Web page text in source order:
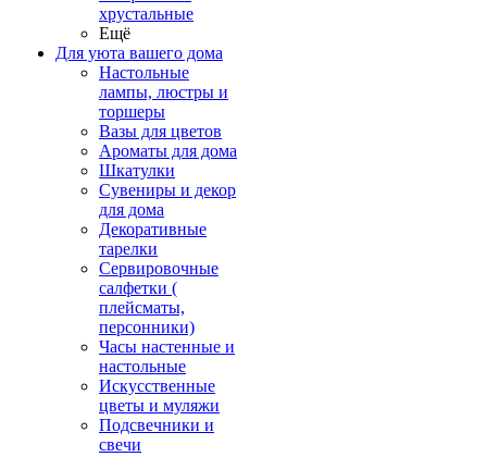
хрустальные
Ещё
Для уюта вашего дома
Настольные
лампы, люстры и
торшеры
Вазы для цветов
Ароматы для дома
Шкатулки
Сувениры и декор
для дома
Декоративные
тарелки
Сервировочные
салфетки (
плейсматы,
персонники)
Часы настенные и
настольные
Искусственные
цветы и муляжи
Подсвечники и
свечи